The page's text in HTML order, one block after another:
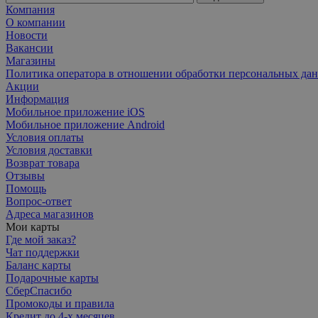
Компания
О компании
Новости
Вакансии
Магазины
Политика оператора в отношении обработки персональных
Акции
Информация
Мобильное приложение iOS
Мобильное приложение Android
Условия оплаты
Условия доставки
Возврат товара
Отзывы
Помощь
Вопрос-ответ
Адреса магазинов
Мои карты
Где мой заказ?
Чат поддержки
Баланс карты
Подарочные карты
СберСпасибо
Промокоды и правила